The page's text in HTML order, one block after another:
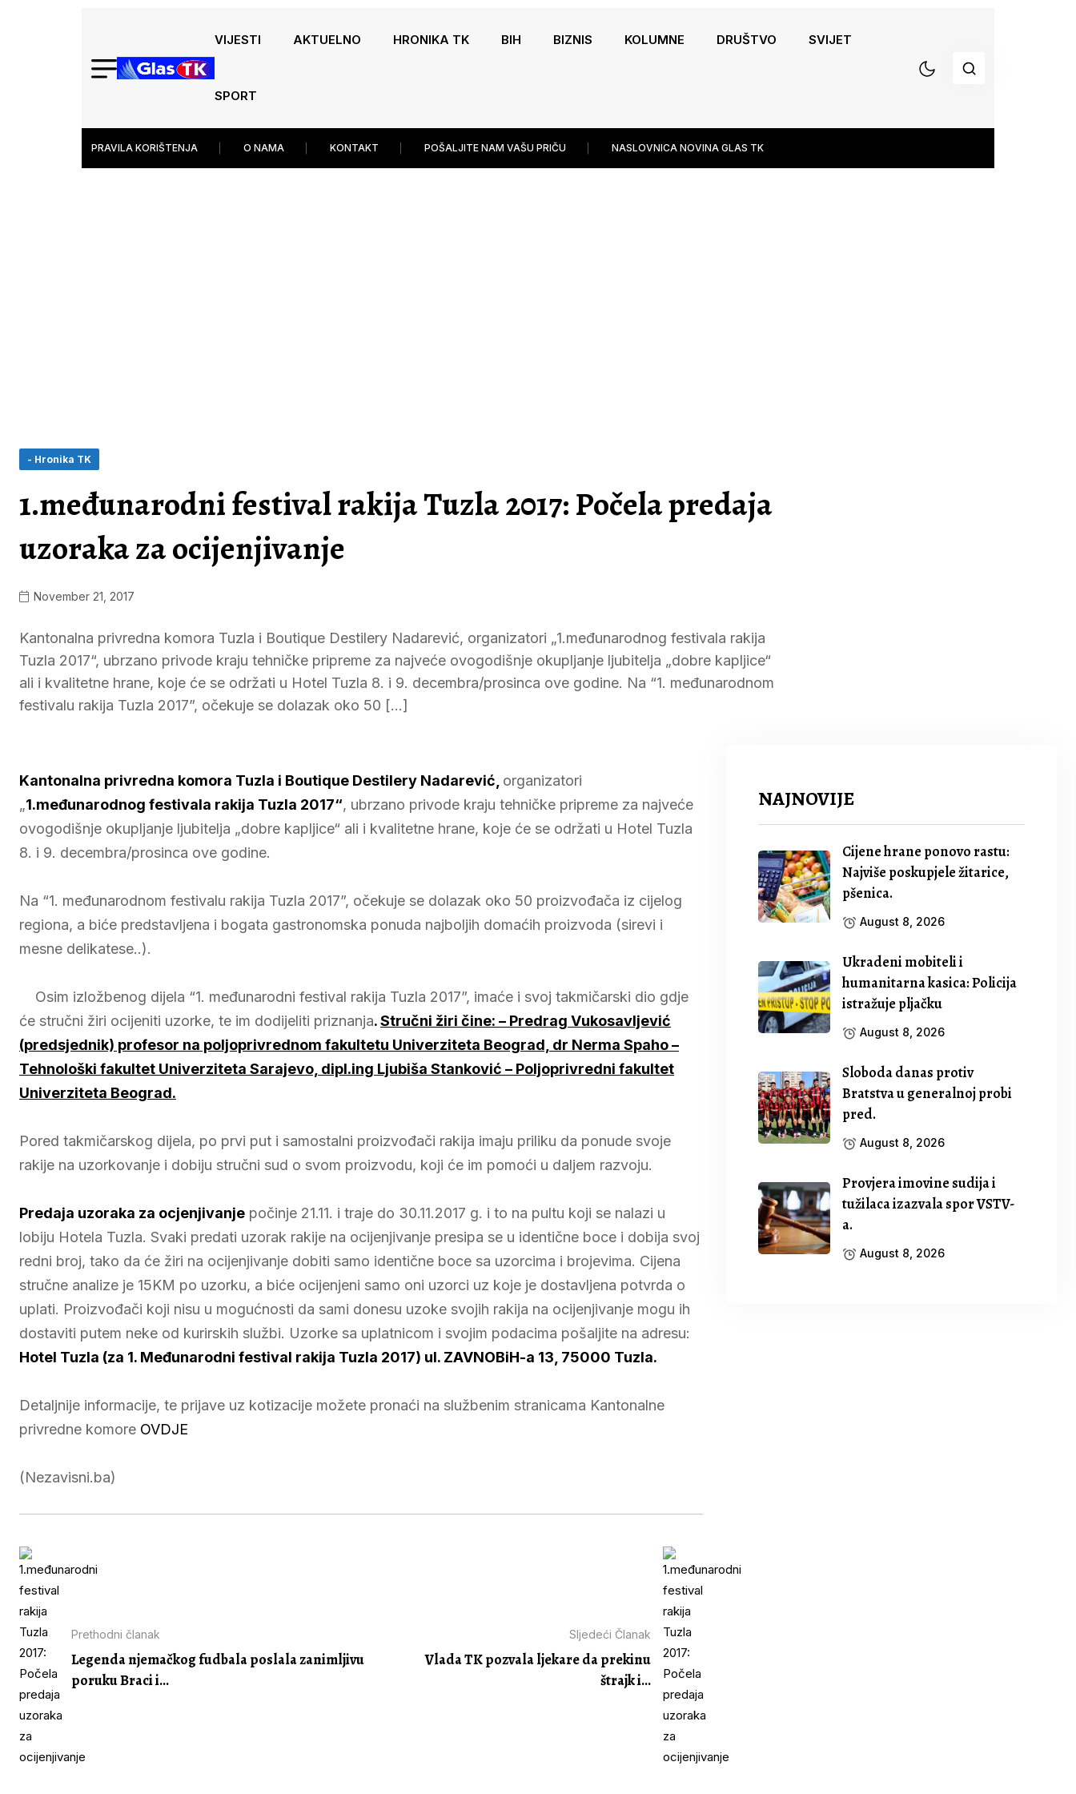
VIJESTI AKTUELNO HRONIKA TK BIH BIZNIS KOLUMNE DRUŠTVO SVIJET
SPORT
PRAVILA KORIŠTENJA O NAMA KONTAKT POŠALJITE NAM VAŠU PRIČU NASLOVNICA NOVINA GLAS TK
- Hronika TK
1.međunarodni festival rakija Tuzla 2017: Počela predaja
uzoraka za ocijenjivanje
November 21, 2017
Kantonalna privredna komora Tuzla i Boutique Destilery Nadarević, organizatori „1.međunarodnog festivala rakija
Tuzla 2017“, ubrzano privode kraju tehničke pripreme za najveće ovogodišnje okupljanje ljubitelja „dobre kapljice“
ali i kvalitetne hrane, koje će se održati u Hotel Tuzla 8. i 9. decembra/prosinca ove godine. Na “1. međunarodnom
festivalu rakija Tuzla 2017”, očekuje se dolazak oko 50 […]
Kantonalna privredna komora Tuzla i Boutique Destilery Nadarević, organizatori
„1.međunarodnog festivala rakija Tuzla 2017“, ubrzano privode kraju tehničke pripreme za najveće
ovogodišnje okupljanje ljubitelja „dobre kapljice“ ali i kvalitetne hrane, koje će se održati u Hotel Tuzla
8. i 9. decembra/prosinca ove godine.
Na “1. međunarodnom festivalu rakija Tuzla 2017”, očekuje se dolazak oko 50 proizvođača iz cijelog
regiona, a biće predstavljena i bogata gastronomska ponuda najboljih domaćih proizvoda (sirevi i
mesne delikatese..).
Osim izložbenog dijela “1. međunarodni festival rakija Tuzla 2017”, imaće i svoj takmičarski dio gdje
će stručni žiri ocijeniti uzorke, te im dodijeliti priznanja.Stručni žiri čine: – Predrag Vukosavljević
(predsjednik) profesor na poljoprivrednom fakultetu Univerziteta Beograd, dr Nerma Spaho –
Tehnološki fakultet Univerziteta Sarajevo, dipl.ing Ljubiša Stanković – Poljoprivredni fakultet
Univerziteta Beograd.
Pored takmičarskog dijela, po prvi put i samostalni proizvođači rakija imaju priliku da ponude svoje
rakije na uzorkovanje i dobiju stručni sud o svom proizvodu, koji će im pomoći u daljem razvoju.
Predaja uzoraka za ocjenjivanje počinje 21.11. i traje do 30.11.2017 g. i to na pultu koji se nalazi u
lobiju Hotela Tuzla. Svaki predati uzorak rakije na ocijenjivanje presipa se u identične boce i dobija svoj
redni broj, tako da će žiri na ocijenjivanje dobiti samo identične boce sa uzorcima i brojevima. Cijena
stručne analize je 15KM po uzorku, a biće ocijenjeni samo oni uzorci uz koje je dostavljena potvrda o
uplati. Proizvođači koji nisu u mogućnosti da sami donesu uzoke svojih rakija na ocijenjivanje mogu ih
dostaviti putem neke od kurirskih službi. Uzorke sa uplatnicom i svojim podacima pošaljite na adresu:
Hotel Tuzla (za 1. Međunarodni festival rakija Tuzla 2017) ul. ZAVNOBiH-a 13, 75000 Tuzla.
Detaljnije informacije, te prijave uz kotizacije možete pronaći na službenim stranicama Kantonalne
privredne komore OVDJE
(Nezavisni.ba)
Prethodni članak
Legenda njemačkog fudbala poslala zanimljivu
poruku Braci i...
Sljedeći Članak
Vlada TK pozvala ljekare da prekinu
štrajk i...
NAJNOVIJE
Cijene hrane ponovo rastu:
Najviše poskupjele žitarice,
pšenica.
August 8, 2026
Ukradeni mobiteli i
humanitarna kasica: Policija
istražuje pljačku
August 8, 2026
Sloboda danas protiv
Bratstva u generalnoj probi
pred.
August 8, 2026
Provjera imovine sudija i
tužilaca izazvala spor VSTV-
a.
August 8, 2026